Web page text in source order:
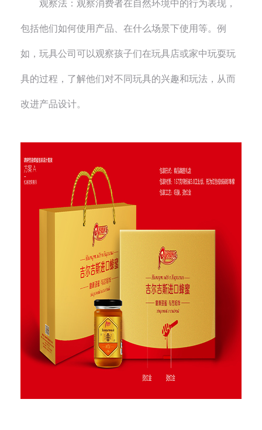
观察法：观察消费者在自然环境中的行为表现，
包括他们如何使用产品、在什么场景下使用等。例
如，玩具公司可以观察孩子们在玩具店或家中玩耍玩
具的过程，了解他们对不同玩具的兴趣和玩法，从而
改进产品设计。